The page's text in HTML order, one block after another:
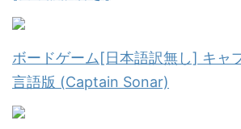
ボードゲーム[日本語訳無し] キャ
言語版 (Captain Sonar)